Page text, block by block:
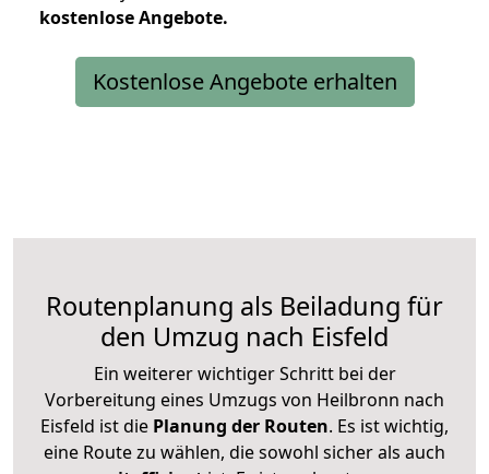
kostenloseAngebote.
Kostenlose Angebote erhalten
Routenplanung als Beiladung für
den Umzug nach Eisfeld
Ein weiterer wichtiger Schritt bei der
Vorbereitung eines Umzugs von Heilbronn nach
Eisfeld ist die Planung der Routen. Es ist wichtig,
eine Route zu wählen, die sowohl sicher als auch